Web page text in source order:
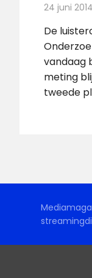
24 juni 2014
De
vandaag
meting
tweede